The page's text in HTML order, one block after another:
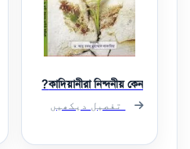
কাদিয়ানীরা নিন্দনীয় কেন?
تفصیل دیکھیں